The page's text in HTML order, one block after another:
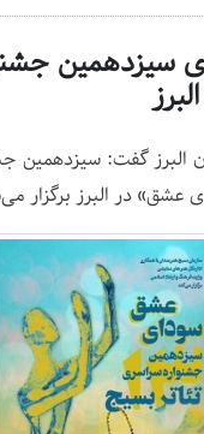
سیزدهمین
گفت: سیزدهمین
عشق» در البرز برگزار